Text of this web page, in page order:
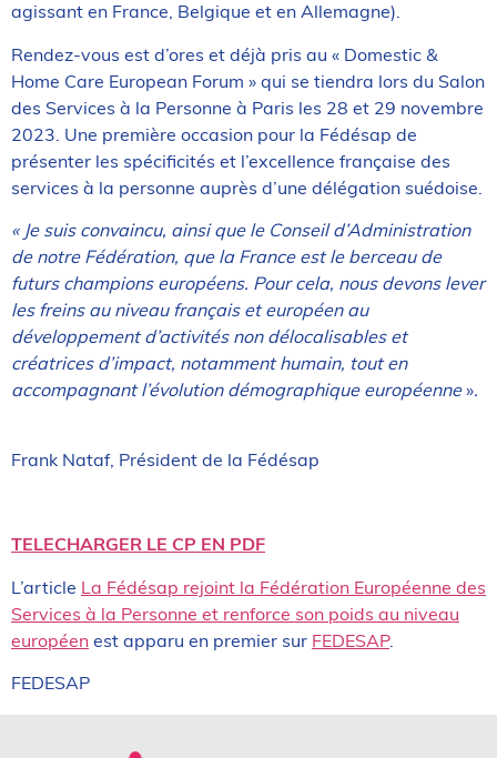
agissant en France, Belgique et en Allemagne).
Rendez-vous est d’ores et déjà pris au « Domestic &
Home Care European Forum » qui se tiendra lors du Salon
des Services à la Personne à Paris les 28 et 29 novembre
2023. Une première occasion pour la Fédésap de
présenter les spécificités et l’excellence française des
services à la personne auprès d’une délégation suédoise.
« Je suis convaincu, ainsi que le Conseil d’Administration
de notre Fédération, que la France est le berceau de
futurs champions européens. Pour cela, nous devons lever
les freins au niveau français et européen au
développement d’activités non délocalisables et
créatrices d’impact, notamment humain, tout en
accompagnant l’évolution démographique européenne».
Frank Nataf, Président de la Fédésap
TELECHARGER LE CP EN PDF
L’article La Fédésap rejoint la Fédération Européenne des
Services à la Personne et renforce son poids au niveau
européen est apparu en premier sur FEDESAP.
FEDESAP